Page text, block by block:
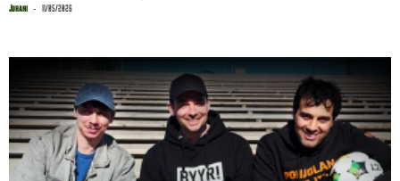
Juhani - 11/05/2026